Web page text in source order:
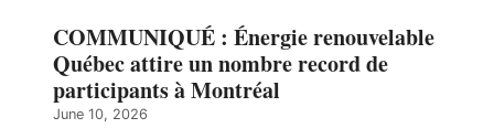
COMMUNIQUÉ : Énergie renouvelable
Québec attire un nombre record de
participants à Montréal
June 10, 2026